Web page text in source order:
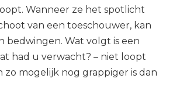
Wanneer ze het spotlicht
van een toeschouwer, kan
bedwingen. Wat volgt is een
had u verwacht? – niet loopt
zo mogelijk nog grappiger is dan